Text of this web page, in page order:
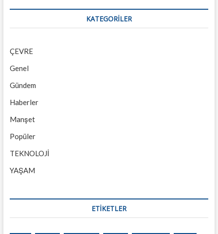
KATEGORILER
ÇEVRE
Genel
Gündem
Haberler
Manşet
Popüler
TEKNOLOJİ
YAŞAM
ETİKETLER